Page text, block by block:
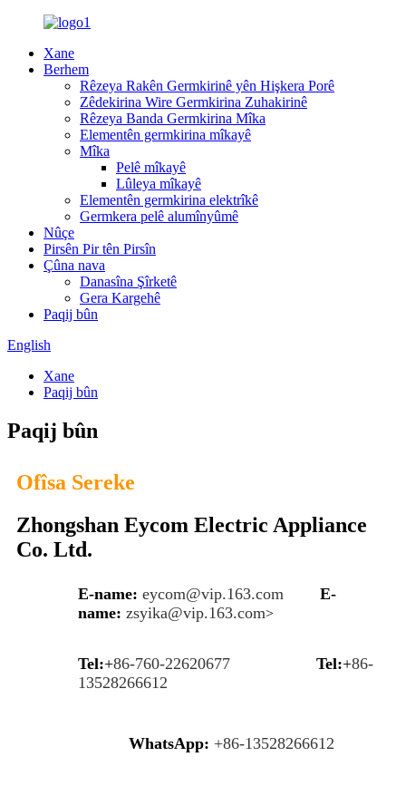
Xane
Berhem
Rêzeya Rakên Germkirinê yên Hişkera Porê
Zêdekirina Wire Germkirina Zuhakirinê
Rêzeya Banda Germkirina Mîka
Elementên germkirina mîkayê
Mîka
Pelê mîkayê
Lûleya mîkayê
Elementên germkirina elektrîkê
Germkera pelê alumînyûmê
Nûçe
Pirsên Pir tên Pirsîn
Çûna nava
Danasîna Şîrketê
Gera Kargehê
Paqij bûn
English
Xane
Paqij bûn
Paqij bûn
Ofîsa Sereke
Zhongshan Eycom Electric Appliance
Co. Ltd.
E-name: eycom@vip.163.com
E-
name: zsyika@vip.163.com>
Tel:+86-760-22620677 Tel:+86-
13528266612
WhatsApp: +86-13528266612